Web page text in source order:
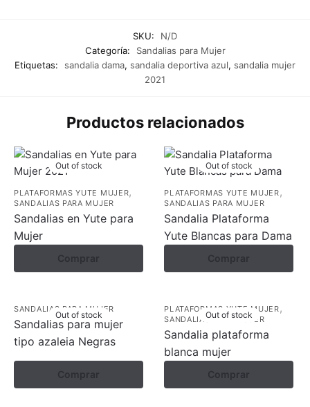
SKU:
N/D
Categoría:
Sandalias para Mujer
Etiquetas:
sandalia dama, sandalia deportiva azul, sandalia mujer
2021
Productos relacionados
Out of stock
PLATAFORMAS YUTE MUJER,
SANDALIAS PARA MUJER
Sandalias en Yute para
Mujer
Comprar
Out of stock
PLATAFORMAS YUTE MUJER ,
SANDALIAS PARA MUJER
Sandalia Plataforma
Yute Blancas para Dama
Comprar
Out of stock
SANDALIAS PARA MUJER
Sandalias para mujer
tipo azaleia Negras
Comprar
Out of stock
PLATAFORMAS YUTE MUJER ,
SANDALIAS PARA MUJER
Sandalia plataforma
blanca mujer
Comprar